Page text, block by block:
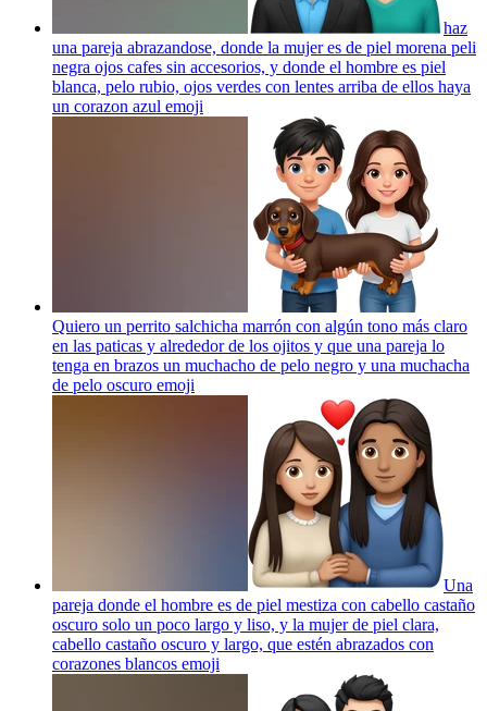
haz
una pareja abrazandose, donde la mujer es de piel morena peli
negra ojos cafes sin accesorios, y donde el hombre es piel
blanca, pelo rubio, ojos verdes con lentes arriba de ellos haya
un corazon azul emoji
Quiero un perrito salchicha marrón con algún tono más claro
en las paticas y alrededor de los ojitos y que una pareja lo
tenga en brazos un muchacho de pelo negro y una muchacha
de pelo oscuro emoji
Una
pareja donde el hombre es de piel mestiza con cabello castaño
oscuro solo un poco largo y liso, y la mujer de piel clara,
cabello castaño oscuro y largo, que estén abrazados con
corazones blancos emoji